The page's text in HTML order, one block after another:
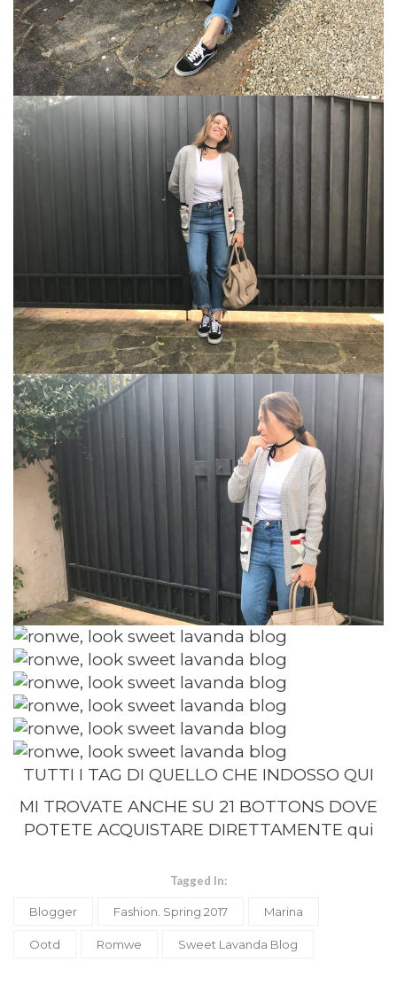
TUTTI I TAG DI QUELLO CHE INDOSSO QUI
MI TROVATE ANCHE SU 21 BOTTONS DOVE
POTETE ACQUISTARE DIRETTAMENTE qui
Tagged In:
Blogger Fashion. Spring 2017 Marina
Ootd Romwe Sweet Lavanda Blog